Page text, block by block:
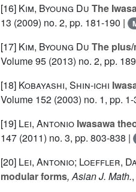
[16] Kim, Byoung Du The
13 (2009) no. 2, pp. 181-190 |
[17] Kim, Byoung Du The
Volume 95 (2013) no. 2, pp.
[18] Kobayashi, Shin-ichi
Volume 152 (2003) no. 1, pp. 1-
[19] Lei, Antonio Iwasawa
147 (2011) no. 3, pp. 803-838 |
[20] Lei, Antonio; Loeffler,
modular forms, Asian J. Math.